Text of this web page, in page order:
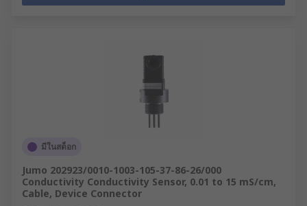
มีในสต็อก
Jumo 202923/0010-1003-105-37-86-26/000
Conductivity Conductivity Sensor, 0.01 to 15 mS/cm,
Cable, Device Connector